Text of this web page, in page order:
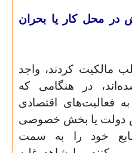
در محل کار یا بحران
مالکیت کردند، واجد
در هنگامی که
فعالیت‌های اقتصادی
دولت یا بخش خصوصی
خود را به سمت